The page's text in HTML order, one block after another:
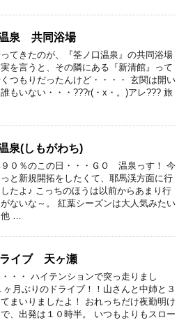
泉 共同浴場
てきたのが、『筌ノ口温泉』の共同浴場
を言うと、その隣にある『新清館』って
つもりだったんけど・・・・ 玄関は開い
もいない・・・???r(・x・。)アレ??? 旅
泉(しもがわち)
０％のこの日・・・ＧＯ 温泉っす！ 今
と新規開拓をしたくて、耶馬渓方面に行
たよ♪ こっちのほうは以前からあまり行
ないな～。 紅葉シーズンは大人気みたい
…
イブ 天ヶ瀬
・・ ハイテンションで突っ走りまし
ヶ月ぶりのドライブ！！山さんと中姉と３
てまいりましたよ！ おれっちだけ夜勤明け
、出発は１０時半。 いつもよりもスロー